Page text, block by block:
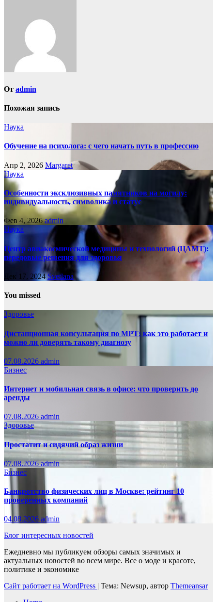
От admin
Похожая запись
Наука
Обучение на психолога: с чего начать путь в профессию
Апр 2, 2026 Margaret
Наука
Особенности эксклюзивных памятников на могилу:
индивидуальность, символика и статус
Фев 4, 2026admin
Наука
Центр авиакосмической медицины и технологий (ЦАМТ):
передовые решения для здоровья
Дек 17, 2024Svetlana
You missed
Здоровье
Дистанционная консультация по МРТ: как это работает и
можно ли доверять такому диагнозу
07.08.2026 admin
Бизнес
Интернет и мобильная связь в офисе: что проверить до
аренды
07.08.2026 admin
Здоровье
Простатит и сидячий образ жизни
07.08.2026admin
Бизнес
Банкротство физических лиц в Москве: рейтинг 10
проверенных компаний
04.08.2026 admin
Блог интересных новостей
Ежедневно мы публикуем обзоры самых значимых и
актуальных новостей во всем мире. Все о моде и красоте,
политике и экономике
Сайт работает на WordPress
Тема: Newsup, автор Themeansar